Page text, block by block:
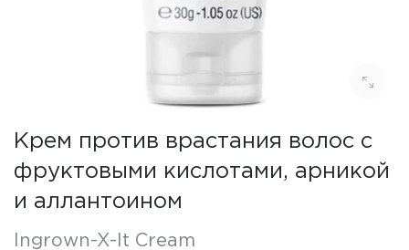
Крем против врастания волос с
фруктовыми кислотами, арникой
и аллантоином
Ingrown-X-It Cream